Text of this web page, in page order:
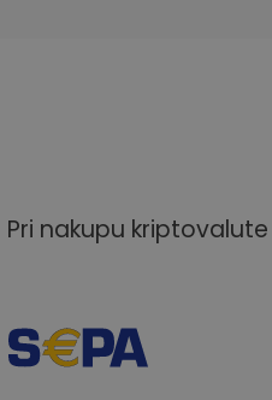
Pri nakupu